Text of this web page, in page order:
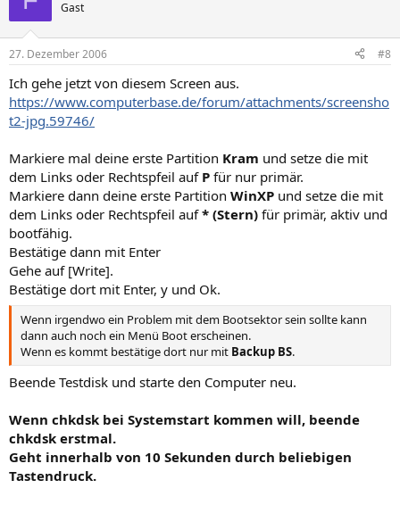
Gast
27. Dezember 2006 #8
Ich gehe jetzt von diesem Screen aus.
https://www.computerbase.de/forum/attachments/screensho
t2-jpg.59746/
Markiere mal deine erste Partition Kram und setze die mit
dem Links oder Rechtspfeil auf P für nur primär.
Markiere dann deine erste Partition WinXP und setze die mit
dem Links oder Rechtspfeil auf* (Stern) für primär, aktiv und
bootfähig.
Bestätige dann mit Enter
Gehe auf [Write].
Bestätige dort mit Enter, y und Ok.
Wenn irgendwo ein Problem mit dem Bootsektor sein sollte kann
dann auch noch ein Menü Boot erscheinen.
Wenn es kommt bestätige dort nur mit Backup BS.
Beende Testdisk und starte den Computer neu.
Wenn chkdsk bei Systemstart kommen will, beende
chkdsk erstmal.
Geht innerhalb von 10 Sekunden durch beliebigen
Tastendruck.